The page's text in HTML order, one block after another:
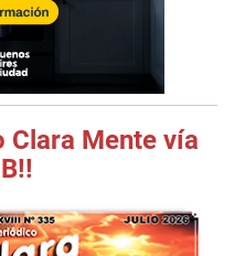
Clara Mente vía